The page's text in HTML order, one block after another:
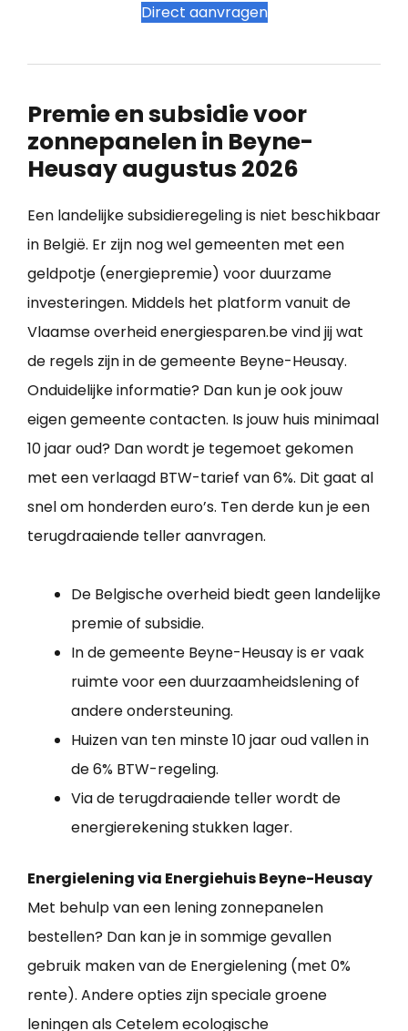
Direct aanvragen
Premie en subsidie voor
zonnepanelen in Beyne-
Heusay augustus 2026
Een landelijke subsidieregeling is niet beschikbaar
in België. Er zijn nog wel gemeenten met een
geldpotje (energiepremie) voor duurzame
investeringen. Middels het platform vanuit de
Vlaamse overheid energiesparen.be vind jij wat
de regels zijn in de gemeente Beyne-Heusay.
Onduidelijke informatie? Dan kun je ook jouw
eigen gemeente contacten. Is jouw huis minimaal
10 jaar oud? Dan wordt je tegemoet gekomen
met een verlaagd BTW-tarief van 6%. Dit gaat al
snel om honderden euro’s. Ten derde kun je een
terugdraaiende teller aanvragen.
De Belgische overheid biedt geen landelijke
premie of subsidie.
In de gemeente Beyne-Heusay is er vaak
ruimte voor een duurzaamheidslening of
andere ondersteuning.
Huizen van ten minste 10 jaar oud vallen in
de 6% BTW-regeling.
Via de terugdraaiende teller wordt de
energierekening stukken lager.
Energielening via Energiehuis Beyne-Heusay
Met behulp van een lening zonnepanelen
bestellen? Dan kan je in sommige gevallen
gebruik maken van de Energielening (met 0%
rente). Andere opties zijn speciale groene
leningen als Cetelem ecologische